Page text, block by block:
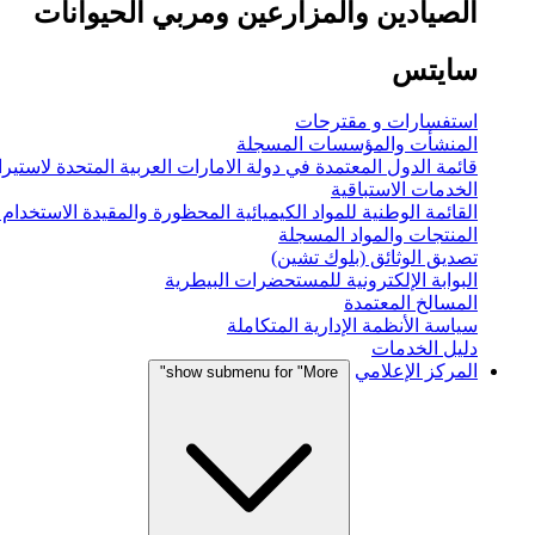
الصيادين والمزارعين ومربي الحيوانات
سايتس
استفسارات و مقترحات
المنشأت والمؤسسات المسجلة
قائمة الدول المعتمدة في دولة الامارات العربية المتحدة
الخدمات الاستباقية
القائمة الوطنية للمواد الكيميائية المحظورة والمقيدة
المنتجات والمواد المسجلة
تصديق الوثائق (بلوك تشين)
البوابة الإلكترونية للمستحضرات البيطرية
المسالخ المعتمدة
سياسة الأنظمة الإدارية المتكاملة
دليل الخدمات
المركز الإعلامي
show submenu for "More"